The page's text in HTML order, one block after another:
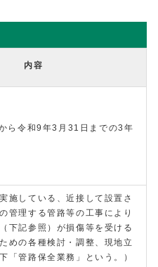
内容
ら令和9年3月31日までの3年
施している、近接して設置さ
管理する管路等の工事により
下記参照）が損傷等を受ける
めの各種検討・調整、現地立
「管路保全業務」という。）